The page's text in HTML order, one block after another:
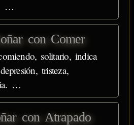
…
con Comer
solitario, indica
tristeza,
…
con Atrapado